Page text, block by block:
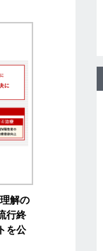
解の
行終
を公